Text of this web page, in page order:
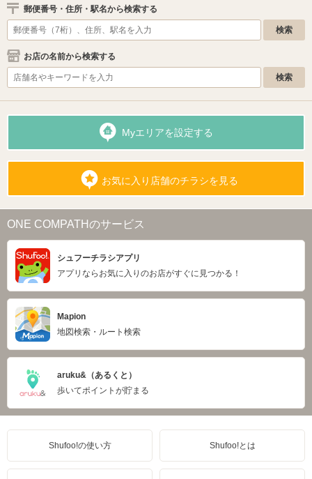
郵便番号・住所・駅名から検索する
お店の名前から検索する
Myエリアを設定する
お気に入り店舗のチラシを見る
ONE COMPATHのサービス
シュフーチラシアプリ
アプリならお気に入りのお店がすぐに見つかる！
Mapion
地図検索・ルート検索
aruku&（あるくと）
歩いてポイントが貯まる
Shufoo!の使い方 Shufoo!とは